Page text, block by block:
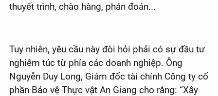
thuyết trình, chào hàng, phán đoán...
Tuy nhiên, yêu cầu này đòi hỏi phải có sự đầu tư
nghiêm túc từ phía các doanh nghiệp. Ông
Nguyễn Duy Long, Giám đốc tài chính Công ty cổ
phần Bảo vệ Thực vật An Giang cho rằng: “Xây